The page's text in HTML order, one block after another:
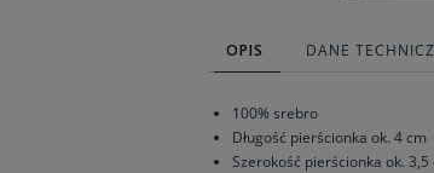
OPIS DANE
100% srebro
Długość pierścionka ok. 4 cm
Szerokość pierścionka ok. 3,5